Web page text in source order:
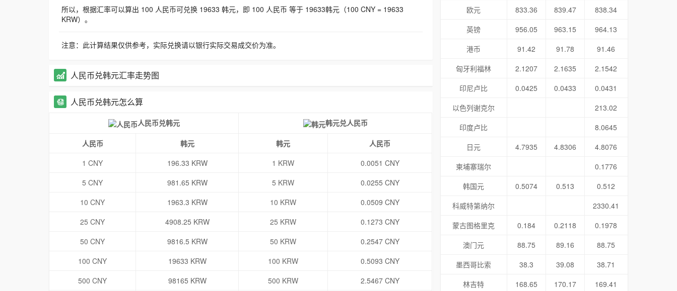
所以，根据汇率可以算出 100 人民币可兑换 19633 韩元，即 100 人民币 等于 19633韩元（100 CNY = 19633
KRW）。
注意：此计算结果仅供参考，实际兑换请以银行实际交易成交价为准。
人民币兑韩元汇率走势图
人民币兑韩元怎么算
人民币兑韩元 韩元兑人民币
人民币 韩元 韩元
人民币
1 CNY
196.33 KRW 1 KRW
0.0051 CNY
5 CNY
981.65 KRW 5 KRW
0.0255 CNY
10 CNY
1963.3 KRW 10 KRW
0.0509 CNY
25 CNY
4908.25 KRW 25 KRW
0.1273 CNY
50 CNY
9816.5 KRW 50 KRW
0.2547 CNY
100 CNY
19633 KRW 100 KRW
0.5093 CNY
500 CNY
98165 KRW 500 KRW
2.5467 CNY
欧元
833.36 839.47
838.34
英镑
956.05 963.15
964.13
港币
91.42 91.78
91.46
匈牙利福林
2.1207 2.1635
2.1542
印尼卢比
0.0425 0.0433
0.0431
以色列谢克尔
213.02
印度卢比
8.0645
日元
4.7935 4.8306
4.8076
柬埔寨瑞尔
0.1776
韩国元
0.5074 0.513
0.512
科威特第纳尔
2330.41
蒙古图格里克
0.184 0.2118
0.1978
澳门元
88.75 89.16
88.75
墨西哥比索
38.3 39.08
38.71
林吉特
168.65 170.17
169.41